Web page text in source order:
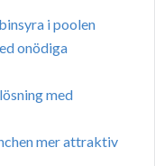
i poolen
onödiga
med
mer attraktiv